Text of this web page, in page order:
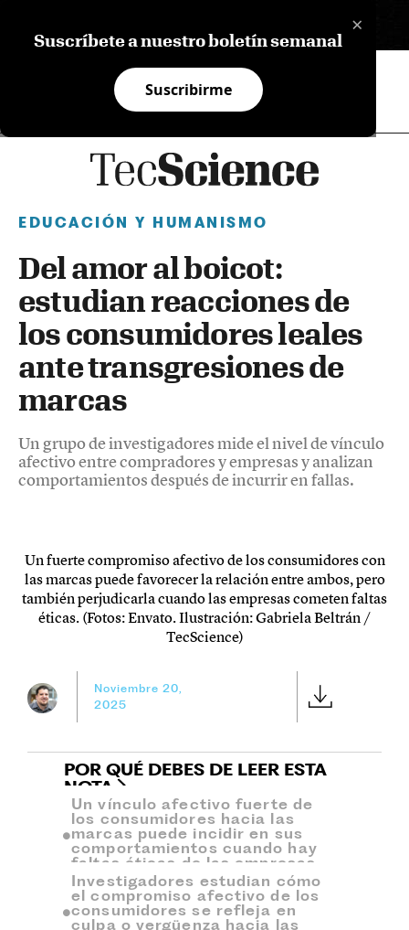
×
Suscríbete a nuestro boletín semanal
Suscribirme
EDUCACIÓN Y HUMANISMO
Del amor al boicot:
estudian reacciones de
los consumidores leales
ante transgresiones de
marcas
Un grupo de investigadores mide el nivel de vínculo
afectivo entre compradores y empresas y analizan
comportamientos después de incurrir en fallas.
Un fuerte compromiso afectivo de los consumidores con
las marcas puede favorecer la relación entre ambos, pero
también perjudicarla cuando las empresas cometen faltas
éticas. (Fotos: Envato. Ilustración: Gabriela Beltrán /
TecScience)
Noviembre 20,
2025
POR QUÉ DEBES DE LEER ESTA
NOTA
Un vínculo afectivo fuerte de
los consumidores hacia las
marcas puede incidir en sus
comportamientos cuando hay
faltas éticas de las empresas.
Investigadores estudian cómo
el compromiso afectivo de los
consumidores se refleja en
culpa o vergüenza hacia las